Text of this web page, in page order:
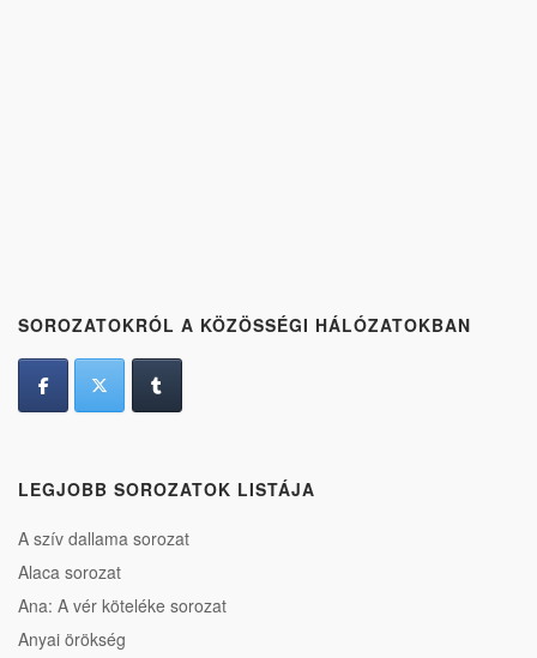
SOROZATOKRÓL A KÖZÖSSÉGI HÁLÓZATOKBAN
LEGJOBB SOROZATOK LISTÁJA
A szív dallama sorozat
Alaca sorozat
Ana: A vér köteléke sorozat
Anyai örökség